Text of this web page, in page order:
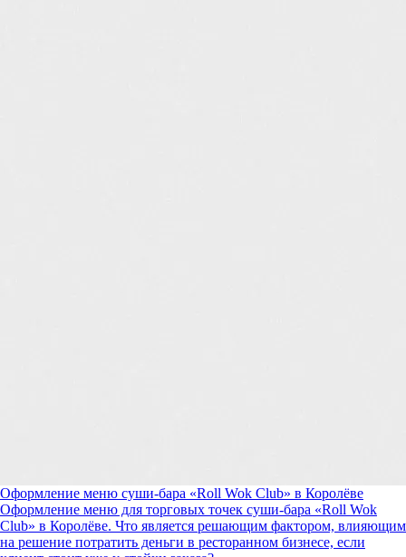
Оформление меню суши-бара «Roll Wok Club» в Королёве
Оформление меню для торговых точек суши-бара «Roll Wok
Club» в Королёве. Что является решающим фактором, влияющим
на решение потратить деньги в ресторанном бизнесе, если